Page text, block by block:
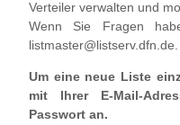
Verteiler verwalten und
Wenn Sie Fragen
listmaster@listserv.dfn.de.
Um eine neue Liste
mit Ihrer E-Mail-
Passwort an.